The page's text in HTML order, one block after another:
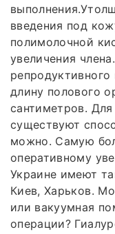
введения под
полимолочной
увеличения
репродуктивного
длину полового
сантиметров. Для
существуют
можно. Самую
оперативному
Украине имеют
Киев, Харьков.
или вакуумная
операции?